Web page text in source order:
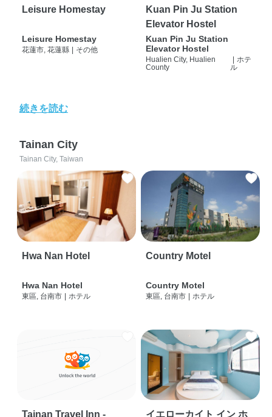
Leisure Homestay
Leisure Homestay
花蓮市, 花蓮縣 その他
Kuan Pin Ju Station
Elevator Hostel
Kuan Pin Ju Station
Elevator Hostel
Hualien City, Hualien
County
ホテ
ル
続きを読む
Tainan City
Tainan City, Taiwan
Hwa Nan Hotel
Hwa Nan Hotel
東區, 台南市 | ホテル
Country Motel
Country Motel
東區, 台南市 | ホテル
Tainan Travel Inn -
イエローカイト イン ホ